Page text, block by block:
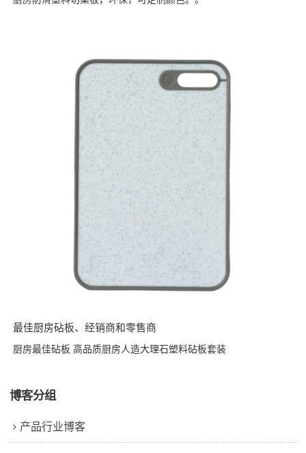
最佳厨房砧板、经销商和零售商
厨房最佳砧板 高品质厨房人造大理石塑料砧板套装
博客分组
产品行业博客